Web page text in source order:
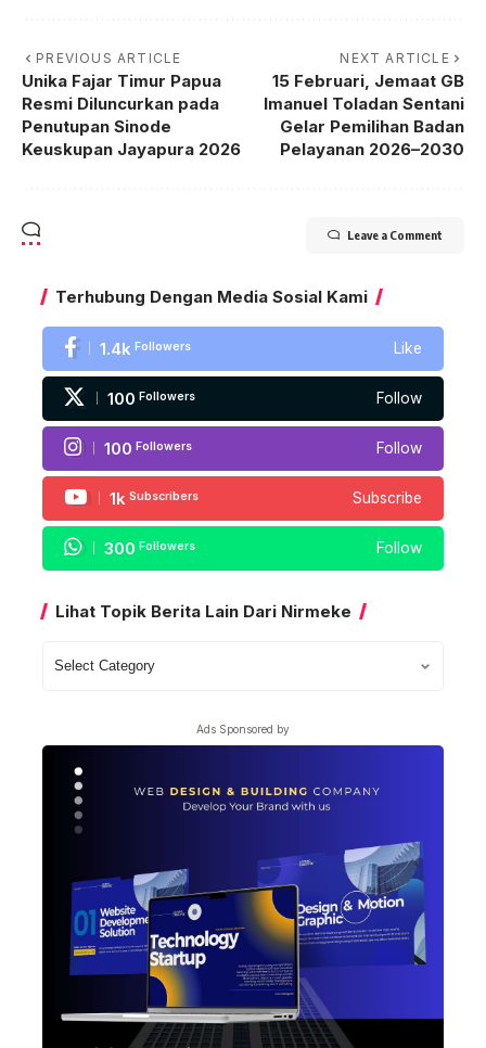
PREVIOUS ARTICLE
Unika Fajar Timur Papua
Resmi Diluncurkan pada
Penutupan Sinode
Keuskupan Jayapura 2026
NEXT ARTICLE
15 Februari, Jemaat GB
Imanuel Toladan Sentani
Gelar Pemilihan Badan
Pelayanan 2026–2030
Leave a Comment
Terhubung Dengan Media Sosial Kami
1.4k Followers Like
100 Followers Follow
100 Followers Follow
1k Subscribers Subscribe
300 Followers Follow
Lihat Topik Berita Lain Dari Nirmeke
Nirmeke
Ads Sponsored by